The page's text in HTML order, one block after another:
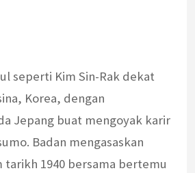
seperti Kim Sin-Rak dekat
Korea, dengan
Jepang buat mengoyak karir
Badan mengasaskan
tarikh 1940 bersama bertemu